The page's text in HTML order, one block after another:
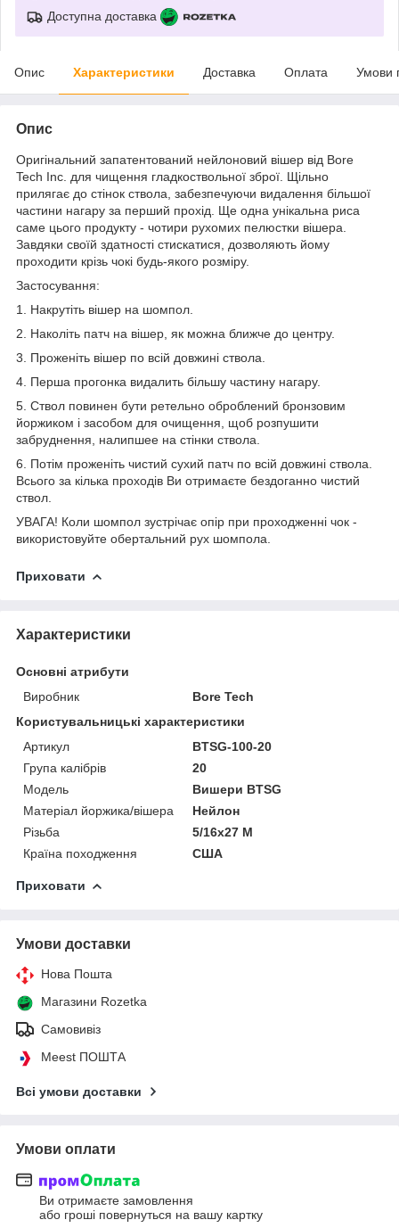
Доступна доставка
Опис Характеристики Доставка Оплата Умови
Опис
Оригінальний запатентований нейлоновий вішер від Bore
Tech Inc. для чищення гладкоствольної зброї. Щільно
прилягає до стінок ствола, забезпечуючи видалення більшої
частини нагару за перший прохід. Ще одна унікальна риса
саме цього продукту - чотири рухомих пелюстки вішера.
Завдяки своїй здатності стискатися, дозволяють йому
проходити крізь чокі будь-якого розміру.
Застосування:
1. Накрутіть вішер на шомпол.
2. Наколіть патч на вішер, як можна ближче до центру.
3. Проженіть вішер по всій довжині ствола.
4. Перша прогонка видалить більшу частину нагару.
5. Ствол повинен бути ретельно оброблений бронзовим
йоржиком і засобом для очищення, щоб розпушити
забруднення, налипшее на стінки ствола.
6. Потім проженіть чистий сухий патч по всій довжині ствола.
Всього за кілька проходів Ви отримаєте бездоганно чистий
ствол.
УВАГА! Коли шомпол зустрічає опір при проходженні чок -
використовуйте обертальний рух шомпола.
Приховати
Характеристики
Основні атрибути
Виробник
Bore Tech
Користувальницькі характеристики
Артикул
BTSG-100-20
Група калібрів
20
Мoдель
Вишери BTSG
Матеріал йоржика/вішера
Нейлон
Різьба
5/16x27 M
Країна походження
США
Приховати
Умови доставки
Нова Пошта
Магазини Rozetka
Самовивіз
Meest ПОШТА
Всі умови доставки
Умови оплати
Ви отримаєте замовлення
або гроші повернуться на вашу картку